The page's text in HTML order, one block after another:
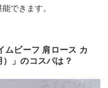
できます。
ムビーフ 肩ロース カ
」のコスパは？